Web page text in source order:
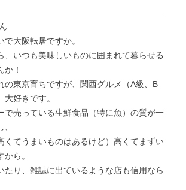
で大阪転居ですか。
、いつも美味しいものに囲まれて暮らせる
か！
の東京育ちですが、関西グルメ（A級、B
好きです。
で売っている生鮮食品（特に魚）の質が一
くてうまいものはあるけど）高くてまずい
から。
たり、雑誌に出ているような店も信用なら